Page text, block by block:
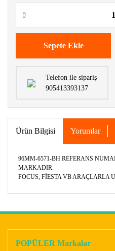
Sepete Ekle
Telefon ile sipariş
905413393137
Ürün Bilgisi Yorumlar
96MM-6571-BH REFERANS
MARKADIR.
FOCUS, FİESTA VB ARAÇLARLA
POPÜLER Markalar